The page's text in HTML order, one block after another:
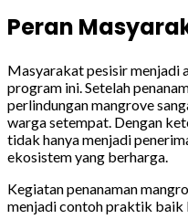
Peran
Masyarakat pesisir menjadi
program ini. Setelah
perlindungan mangrove
warga setempat. Dengan
tidak hanya menjadi
ekosistem yang berharga.
Kegiatan penanaman
menjadi contoh praktik baik